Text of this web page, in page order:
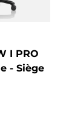
I PRO
- Siège